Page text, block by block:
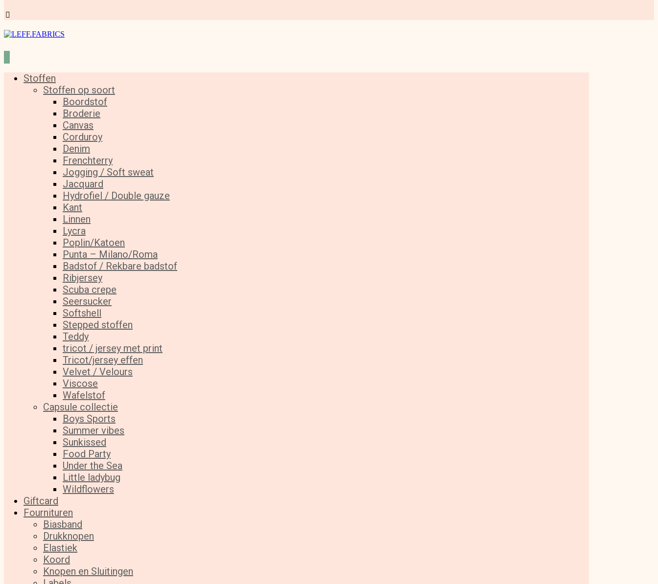
Stoffen
Stoffen op soort
Boordstof
Broderie
Canvas
Corduroy
Denim
Frenchterry
Jogging / Soft sweat
Jacquard
Hydrofiel / Double gauze
Kant
Linnen
Lycra
Poplin/Katoen
Punta – Milano/Roma
Badstof / Rekbare badstof
Ribjersey
Scuba crepe
Seersucker
Softshell
Stepped stoffen
Teddy
tricot / jersey met print
Tricot/jersey effen
Velvet / Velours
Viscose
Wafelstof
Capsule collectie
Boys Sports
Summer vibes
Sunkissed
Food Party
Under the Sea
Little ladybug
Wildflowers
Giftcard
Fournituren
Biasband
Drukknopen
Elastiek
Koord
Knopen en Sluitingen